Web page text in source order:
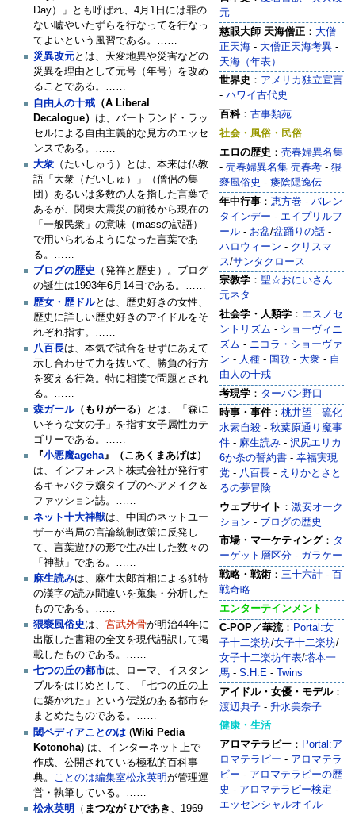
Day）」とも呼ばれ、4月1日には罪の
ない嘘やいたずらを行なってを行なっ
てよいという風習である。……
災異改元とは、天変地異や災害などの
災異を理由として元号（年号）を改め
ることである。……
自由人の十戒（A Liberal
Decalogue） は、バートランド・ラッ
セルによる自由主義的な見方のエッセ
ンスである。……
大衆（たいしゅう）とは、本来は仏教
語「大衆（だいしゅ）」（僧侶の集
団）あるいは多数の人を指した言葉で
あるが、関東大震災の前後から現在の
「一般民衆」の意味（massの訳語）
で用いられるようになった言葉であ
る。……
ブログの歴史 （発祥と歴史）。ブログ
の誕生は1993年6月14日である。……
‎歴女・歴ドルとは、歴史好きの女性、
歴史に詳しい歴史好きのアイドルをそ
れぞれ指す。……
八百長は、本気で試合をせずにあえて
示し合わせて力を抜いて、勝負の行方
を変える行為。特に相撲で問題とされ
る。……
森ガール（もりがーる）
とは、「森に
いそうな女の子」を指す女子属性カテ
ゴリーである。……
『 小悪魔ageha』（こあくまあげは）
は、インフォレスト株式会社が発行す
るキャバクラ嬢タイプのヘアメイク＆
ファッション誌。……
ネット十大神獣は、中国のネットユー
ザーが当局の言論統制政策に反発し
て、言葉遊びの形で生み出した数々の
「神獣」である。……
麻生読みは、麻生太郎首相による独特
の漢字の読み間違いを蒐集・分析した
ものである。……
猥褻風俗史は、 宮武外骨が明治44年に
出版した書籍の全文を現代語訳して掲
載したものである。……
‎七つの丘の都市は、ローマ、イスタン
ブルをはじめとして、「七つの丘の上
に築かれた」という伝説のある都市を
まとめたものである。……
閾ペディアことのは(Wiki Pedia
Kotonoha) は、インターネット上で
作成、公開されている極私的百科事
典。
ことのは編集室松永英明が管理運
営・執筆している。……
松永英明
（ まつなが ひであき 、1969
元
慈眼大師 天海僧正 ： 大僧
正天海 - 大僧正天海考異 -
天海（年表）
世界史 ： アメリカ独立宣言
-ハワイ古代史
百科：古事類苑
社会・風俗・民俗
エロの歴史 ：売春婦異名集
-売春婦異名集 売春考 -猥
褻風俗史 -痿陰隠逸伝
年中行事 ：恵方巻 -バレン
タインデー - ‎エイプリルフ
ール - お盆/‎盆踊りの話 -
ハロウィーン - クリスマ
ス/サンタクロース
宗教学 ：聖☆おにいさん
元ネタ
社会学・人類学 ： エスノセ
ントリズム - ショーヴィニ
ズム - ニコラ・ショーヴァ
ン - 人種 - 国歌 - ‎ 大衆 - 自
由人の十戒
考現学 ： ターバン野口
時事・事件 ：桃井望 -硫化
水素自殺 -秋葉原通り魔事
件 - 麻生読み -沢尻エリカ
6か条の誓約書 -幸福実現
党 - 八百長 - ‎えりかとさと
るの夢冒険
ウェブサイト ：激安オーク
ション - ブログの歴史
市場・マーケティング： タ
ーゲット層区分 - ガラケー
戦略・戦術 ：三十六計 - 百
戦奇略
エンターテインメント
C-POP／華流： Portal:女
子十二楽坊/女子十二楽坊/
女子十二楽坊年表/塔本一
馬 -S.H.E -Twins
アイドル・女優・モデル：
渡辺典子 -升水美奈子
健康・生活
アロマテラピー ： Portal:ア
ロマテラピー - アロマテラ
ピー - アロマテラピーの歴
史 - アロマテラピー検定 -
エッセンシャルオイル